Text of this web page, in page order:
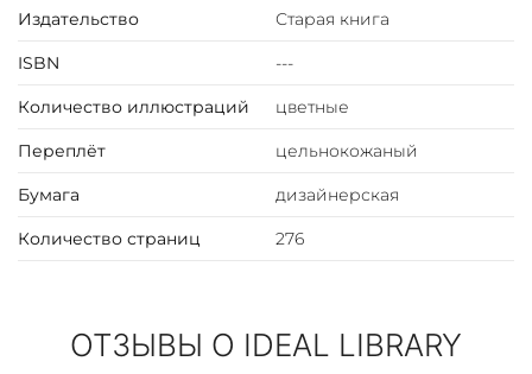
Издательство Старая книга
ISBN ---
Количество иллюстраций цветные
Переплёт цельнокожаный
Бумага дизайнерская
Количество страниц 276
ОТЗЫВЫ О IDEAL LIBRARY